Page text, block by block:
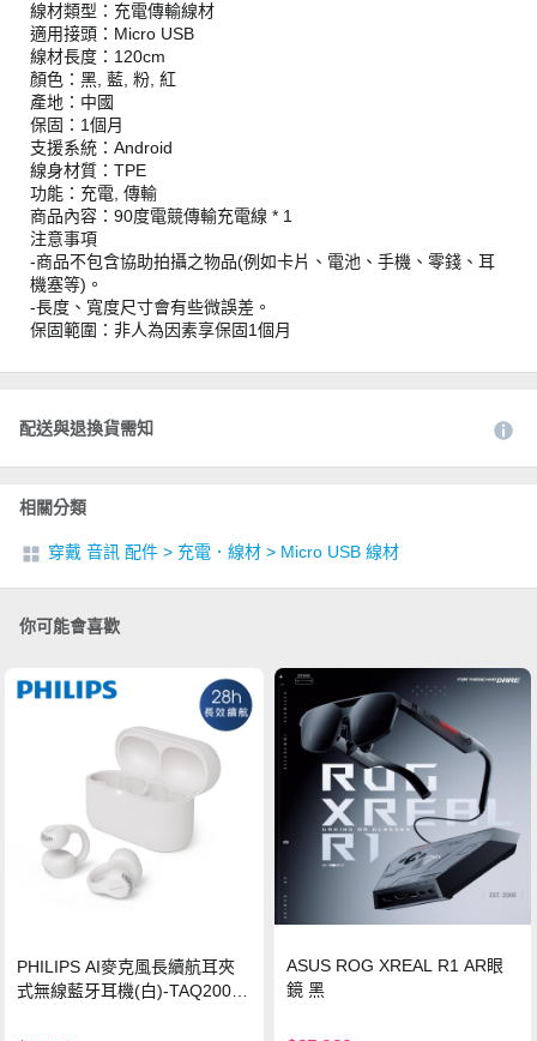
線材類型：充電傳輸線材
適用接頭：Micro USB
線材長度：120cm
顏色：黑, 藍, 粉, 紅
產地：中國
保固：1個月
支援系統：Android
線身材質：TPE
功能：充電, 傳輸
商品內容：90度電競傳輸充電線 * 1
注意事項
-商品不包含協助拍攝之物品(例如卡片、電池、手機、零錢、耳
機塞等)。
-長度、寬度尺寸會有些微誤差。
保固範圍：非人為因素享保固1個月
配送與退換貨需知
相關分類
穿戴 音訊 配件 > 充電．線材 > Micro USB 線材
你可能會喜歡
PHILIPS AI麥克風長續航耳夾
式無線藍牙耳機(白)-TAQ2000
ASUS ROG XREAL R1 AR眼
鏡 黑